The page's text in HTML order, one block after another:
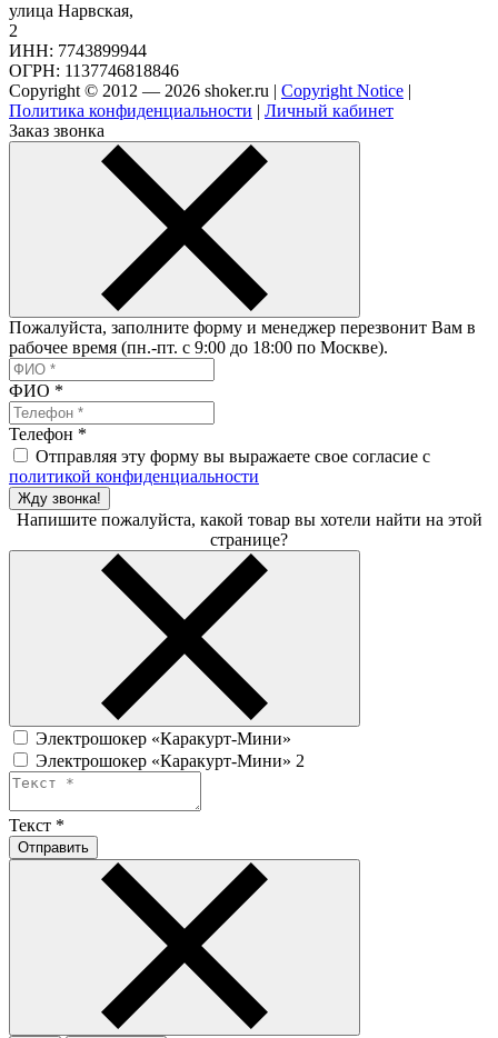
улица Нарвская,
2
ИНН: 7743899944
ОГРН: 1137746818846
Copyright © 2012 — 2026 shoker.ru | Copyright Notice |
Политика конфиденциальности | Личный кабинет
Заказ звонка
Пожалуйста, заполните форму и менеджер перезвонит Вам в
рабочее время (пн.-пт. с 9:00 до 18:00 по Москве).
ФИО *
Телефон *
Отправляя эту форму вы выражаете свое согласие с
политикой конфиденциальности
Жду звонка!
Напишите пожалуйста, какой товар вы хотели найти на этой
странице?
Электрошокер «Каракурт-Мини»
Электрошокер «Каракурт-Мини» 2
Текст *
Отправить